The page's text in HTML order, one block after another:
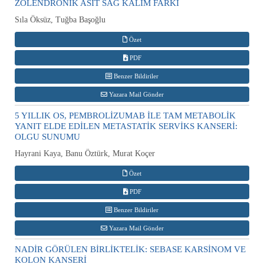
ZOLENDRONİK ASİT SAĞ KALIM FARKI
Sıla Öksüz, Tuğba Başoğlu
Özet
PDF
Benzer Bildiriler
Yazara Mail Gönder
5 YILLIK OS, PEMBROLİZUMAB İLE TAM METABOLİK
YANIT ELDE EDİLEN METASTATİK SERVİKS KANSERİ:
OLGU SUNUMU
Hayrani Kaya, Banu Öztürk, Murat Koçer
Özet
PDF
Benzer Bildiriler
Yazara Mail Gönder
NADİR GÖRÜLEN BİRLİKTELİK: SEBASE KARSİNOM VE
KOLON KANSERİ